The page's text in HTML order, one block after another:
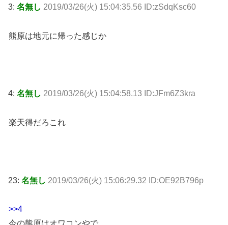
3: 名無し 2019/03/26(火) 15:04:35.56 ID:zSdqKsc60
熊原は地元に帰った感じか
4: 名無し 2019/03/26(火) 15:04:58.13 ID:JFm6Z3kra
楽天得だろこれ
23: 名無し 2019/03/26(火) 15:06:29.32 ID:OE92B796p
>>4